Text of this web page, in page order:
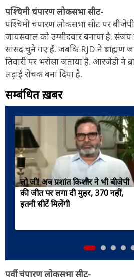
पश्चिमी चंपारण लोकसभा सीट-
पश्चिमी चंपारण लोकसभा सीट पर
जायसवाल को उम्मीदवार बनाया है.
सांसद चुने गए हैं. जबकि RJD ने ब्राह्मण
तिवारी पर भरोसा जताया है. आरजेडी ने
लड़ाई रोचक बना दिया है.
सम्बंधित ख़बरें
लो जी! अब प्रशांत किशोर ने भी बीजेपी
की जीत पर लगा दी मुहर, 370 नहीं,
इतनी सीटें मिलेंगी
पूर्वी चंपारण लोकसभा सीट-